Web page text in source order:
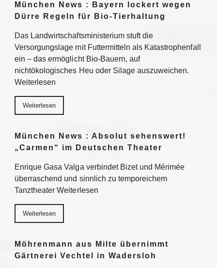
München News : Bayern lockert wegen
Dürre Regeln für Bio-Tierhaltung
Das Landwirtschaftsministerium stuft die
Versorgungslage mit Futtermitteln als Katastrophenfall
ein – das ermöglicht Bio-Bauern, auf
nichtökologisches Heu oder Silage auszuweichen.
Weiterlesen
Weiterlesen
München News : Absolut sehenswert!
„Carmen“ im Deutschen Theater
Enrique Gasa Valga verbindet Bizet und Mérimée
überraschend und sinnlich zu temporeichem
Tanztheater Weiterlesen
Weiterlesen
Möhrenmann aus Milte übernimmt
Gärtnerei Vechtel in Wadersloh